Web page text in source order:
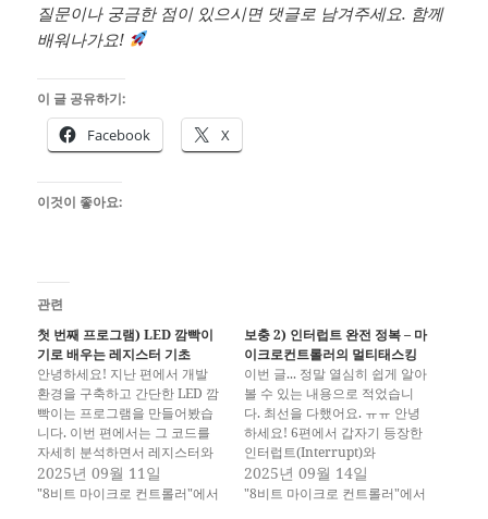
질문이나 궁금한 점이 있으시면 댓글로 남겨주세요. 함께
배워나가요!
이 글 공유하기:
Facebook X
이것이 좋아요:
관련
첫 번째 프로그램) LED 깜빡이
기로 배우는 레지스터 기초
안녕하세요! 지난 편에서 개발
환경을 구축하고 간단한 LED 깜
빡이는 프로그램을 만들어봤습
니다. 이번 편에서는 그 코드를
자세히 분석하면서 레지스터와
비트 연산의 핵심 개념들을 배워
보겠습니다. 지난 편 코드를 다
2025년 09월 11일
"8비트 마이크로 컨트롤러"에서
보충 2) 인터럽트 완전 정복 – 마
이크로컨트롤러의 멀티태스킹
이번 글... 정말 열심히 쉽게 알아
볼 수 있는 내용으로 적었습니
다. 최선을 다했어요. ㅠㅠ 안녕
하세요! 6편에서 갑자기 등장한
인터럽트(Interrupt)와
ISR(Interrupt Service
Routine) 때문에 당황하셨을 수
2025년 09월 14일
"8비트 마이크로 컨트롤러"에서